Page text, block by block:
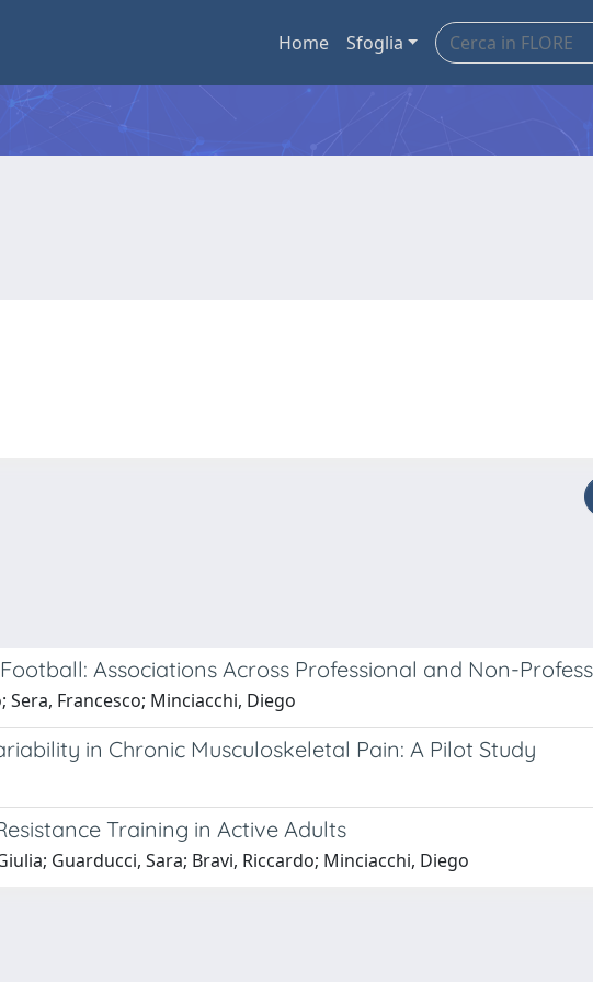
Home Sfoglia
Associations Across Professional and Non-
Francesco; Minciacchi, Diego
in Chronic Musculoskeletal Pain: A Pilot Study
Training in Active Adults
Guarducci, Sara; Bravi, Riccardo; Minciacchi, Diego